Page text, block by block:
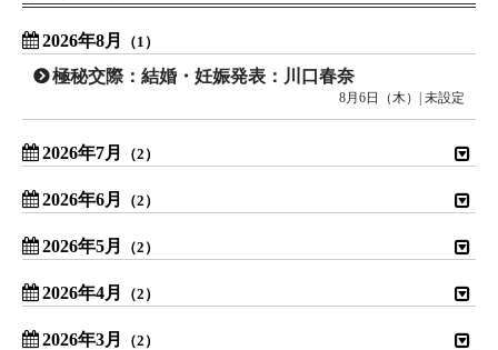
2026年8月 （1）
極秘交際：結婚・妊娠発表：川口春奈
8月6日（木）| 未設定
2026年7月 （2）
2026年6月 （2）
2026年5月 （2）
2026年4月 （2）
2026年3月 （2）